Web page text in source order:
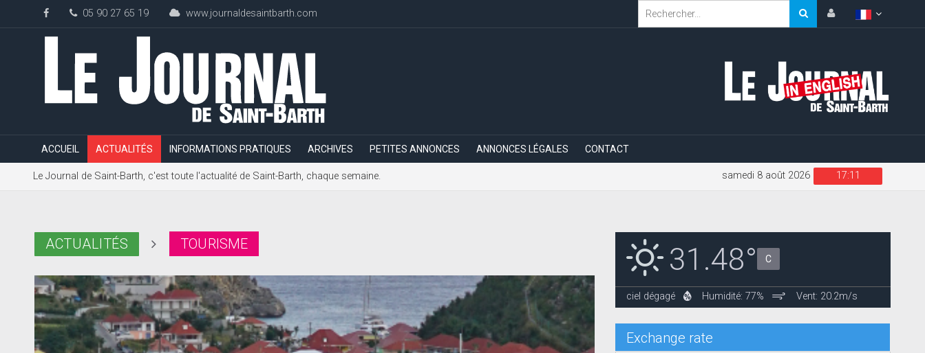
05 90 27 65 19 www.journaldesaintbarth.com
ACCUEIL ACTUALITÉS INFORMATIONS PRATIQUES ARCHIVES PETITES ANNONCES ANNONCES LÉGALES CONTACT
Le Journal de Saint-Barth, c'est toute l'actualité de Saint-Barth, chaque semaine. 17:11
samedi 8 août 2026
ACTUALITÉS TOURISME 31.48° C
ciel dégagé Humidité: 77% Vent: 20.2m/s
Exchange rate